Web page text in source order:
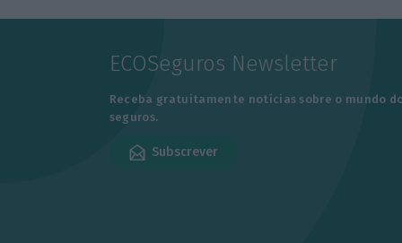
ECOSeguros Newsletter
Receba gratuitamente notícias sobre o mundo
seguros.
Subscrever